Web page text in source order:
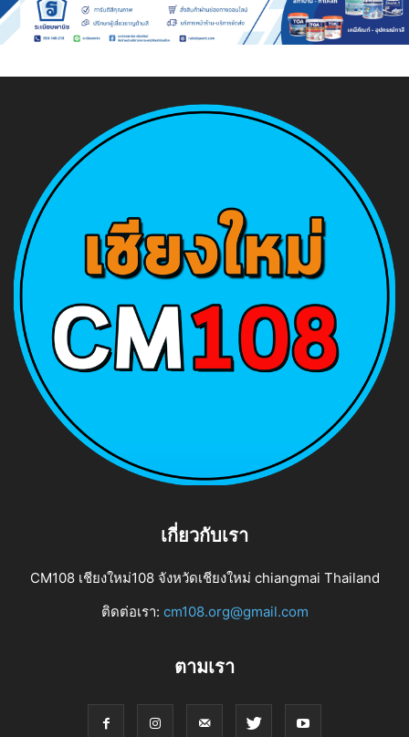
เกี่ยวกับเรา
CM108 เชียงใหม่108 จังหวัดเชียงใหม่ chiangmai Thailand
ติดต่อเรา: cm108.org@gmail.com
ตามเรา